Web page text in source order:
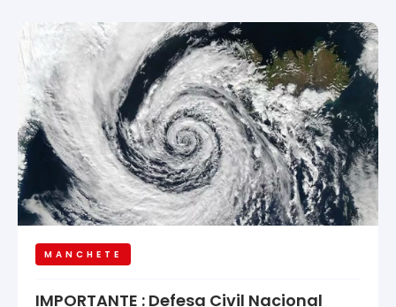
MANCHETE
IMPORTANTE : Defesa Civil Nacional